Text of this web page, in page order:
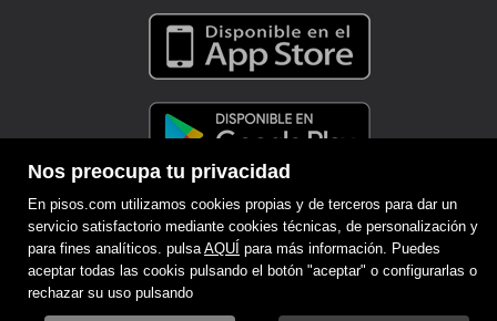
Nos preocupa tu privacidad
En pisos.com utilizamos cookies propias y de terceros para dar un
servicio satisfactorio mediante cookies técnicas, de personalización y
para fines analíticos. pulsaAQUÍ para más información. Puedes
aceptar todas las cookis pulsando el botón "aceptar" o configurarlas o
rechazar su uso pulsando